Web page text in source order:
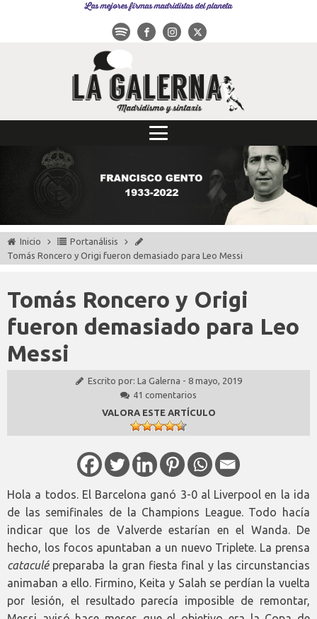
Las mejores firmas madridistas del planeta
Inicio
Portanálisis
Tomás Roncero y Origi fueron demasiado para Leo Messi
Tomás Roncero y Origi
fueron demasiado para Leo
Messi
Escrito por: La Galerna - 8 mayo, 2019
41 comentarios
VALORA ESTE ARTÍCULO
Hola a todos. El Barcelona ganó 3-0 al Liverpool en la ida
de las semifinales de la Champions League. Todo hacía
indicar que los de Valverde estarían en el Wanda. De
hecho, los focos apuntaban a un nuevo Triplete. La prensa
cataculépreparaba la gran fiesta final y las circunstancias
animaban a ello. Firmino, Keita y Salah se perdían la vuelta
por lesión, el resultado parecía imposible de remontar,